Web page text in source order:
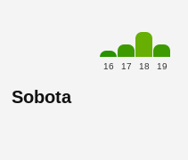
16 17 18 19
Sobota